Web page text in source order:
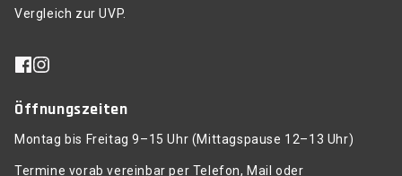
Vergleich zur UVP.
Öffnungszeiten
Montag bis Freitag 9–15 Uhr (Mittagspause 12–13 Uhr)
Termine vorab vereinbar per Telefon, Mail oder